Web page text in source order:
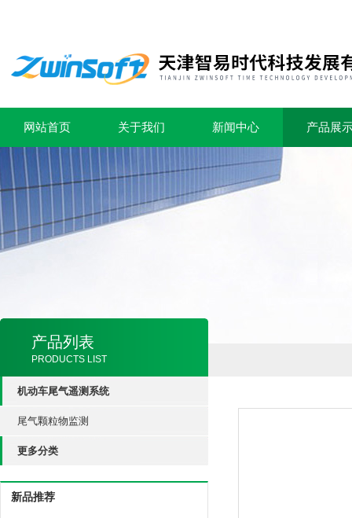
网站首页 关于我们 新闻中心 产品展
产品列表
PRODUCTS LIST
机动车尾气遥测系统
尾气颗粒物监测
更多分类
新品推荐